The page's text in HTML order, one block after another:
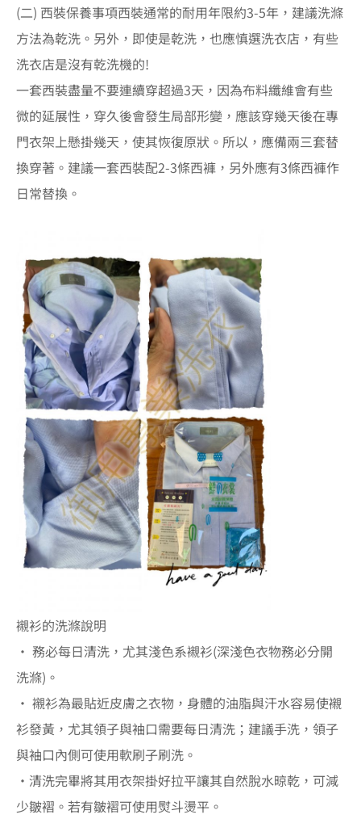
(二) 西裝保養事項西裝通常的耐用年限約3-5年，建議洗滌
方法為乾洗。另外，即使是乾洗，也應慎選洗衣店，有些
洗衣店是沒有乾洗機的!
一套西裝盡量不要連續穿超過3天，因為布料纖維會有些
微的延展性，穿久後會發生局部形變，應該穿幾天後在專
門衣架上懸掛幾天，使其恢復原狀。所以，應備兩三套替
換穿著。建議一套西裝配2-3條西褲，另外應有3條西褲作
日常替換。
襯衫的洗滌說明
• 務必每日清洗，尤其淺色系襯衫(深淺色衣物務必分開
洗滌)。
• 襯衫為最貼近皮膚之衣物，身體的油脂與汗水容易使襯
衫發黃，尤其領子與袖口需要每日清洗；建議手洗，領子
與袖口內側可使用軟刷子刷洗。
•清洗完畢將其用衣架掛好拉平讓其自然脫水晾乾，可減
少皺褶。若有皺褶可使用熨斗燙平。